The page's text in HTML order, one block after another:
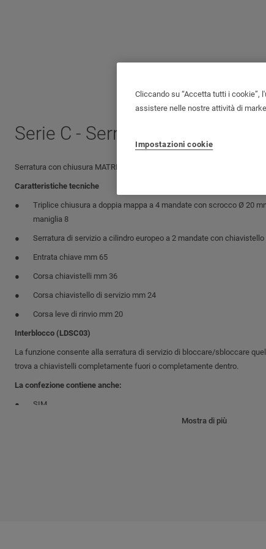
Serie C - Serratura doppio
Serratura con chiusura MATRIX
Caratteristiche tecniche
Triplice chiusura a doppia mappa a 4 mandate con scrocco Ø 20
maniglia 8
Serratura di servizio a cilindro europeo a 2 mandate con
Entrata chiave mm 65
Corsa chiavistelli mm 36
Corsa chiavistello di servizio mm 24
Corsa leve di rinvio mm 20
Interblocco (LDSC03)
La funzione consente alla serratura di servizio di bloccare/sbloccare
trova a chiavistelli completamente fuori o completamente dentro.
La confezione contiene anche:
SIM
Mostra di più
Cliccando su “Accetta tutti i cookie”,
assistere nelle nostre attività di
Impostazioni cookie